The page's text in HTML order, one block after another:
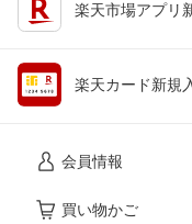
楽天市場アプリ
楽天カード新規
会員情報
買い物かご